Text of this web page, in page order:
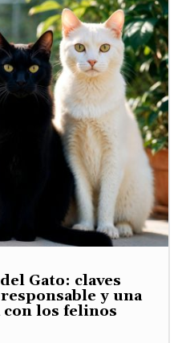
Gato: claves
y una
los felinos